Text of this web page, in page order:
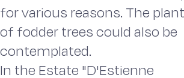
for various reasons. The
of fodder trees could also be
contemplated.
In the Estate "D'Estienne